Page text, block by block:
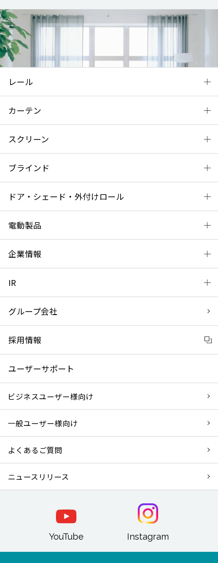
レール
カーテン
スクリーン
ブラインド
ドア・シェード・外付けロール
電動製品
企業情報
IR
グループ会社
採用情報
ユーザーサポート
ビジネスユーザー様向け
一般ユーザー様向け
よくあるご質問
ニュースリリース
YouTube Instagram